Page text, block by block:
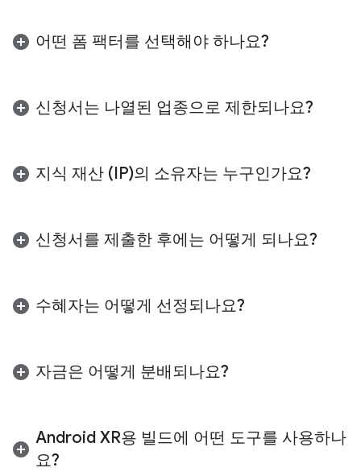
어떤 폼 팩터를 선택해야 하나요?
이 좋습니다. 적합한 선택은 환경이 집중된 시각적 몰
입을 위해 설계되었는지 아니면 하루 종일 상황에 맞
유선 XR 안경선택 :공간 요소와 3D 콘텐츠를
활용하는 환경을 빌드합니다. 몰입형 미디어 또
를 실제 세계에 오버레이하며 핸드 트래킹 또는
디스플레이 또는 오디오 글라스 선택:
형 환경, 실제 탐색 또는 일상생활을 방해하지
유선 XR 글라스 (몰입형 환경)와 오디오 또는 디스플
신청서는 나열된 업종으로 제한되나요?
Android XR의 명확한 사용 사례를 보여주는 혁신적
인 애플리케이션은 환영합니다. 프로젝트가 이러한
이 좋습니다.
지식 재산 (IP)의 소유자는 누구인가요?
프로그램은 개발을 지원하고 Android XR 생태계 내
에서 고유한 솔루션을 확장하는 데 도움이 되도록 설
신청서를 제출한 후에는 어떻게 되나요?
로세스를 거칩니다. 2026년 7월 15일까지 이메일을
통해 선정 상태가 통지됩니다. 선정된 참여자는 프로
수혜자는 어떻게 선정되나요?
로젝트는 업종 정렬, 개발자 준비 상태, 자금 요구사항
의 명확한 설명 등 여러 요소를 기준으로 평가됩니다.
자금은 어떻게 분배되나요?
라 다양한 수준으로 지급됩니다. 선정된 신청자에게
최종 보조금 금액이 통지되며 수락 또는 거부할 수 있
습니다. 자금은 서명된 계약, 기술 설계, Google Play
Android XR용 빌드에 어떤 도구를 사용하나
요?